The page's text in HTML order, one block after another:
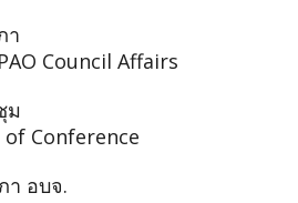
า
Council Affairs
ม
Conference
า อบจ.